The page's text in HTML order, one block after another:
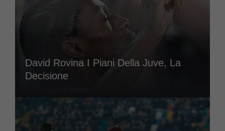
David Rovina I Piani Della Juve, La
Decisione